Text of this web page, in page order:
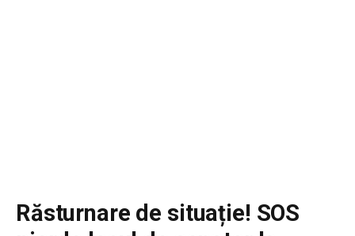
Răsturnare de situație! SOS